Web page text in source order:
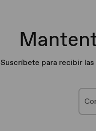
Suscríbete para recibir